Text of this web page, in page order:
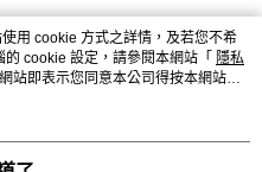
用 cookie 方式之詳情，及若您不希
cookie 設定，請參閱本網站「 隱私
站即表示您同意本公司得按本網站使